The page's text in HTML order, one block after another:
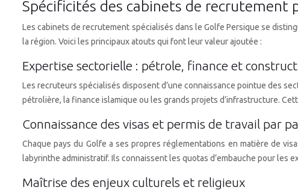
Spécificités des cabinets de recrutement
Les cabinets de recrutement spécialisés dans le Golfe Persique se
la région. Voici les principaux atouts qui font leur valeur ajoutée :
Expertise sectorielle : pétrole, finance et
Les recruteurs spécialisés disposent d’une connaissance pointue des
pétrolière, la finance islamique ou les grands projets d’infrastructure.
Connaissance des visas et permis de travail par
Chaque pays du Golfe a ses propres réglementations en matière de
labyrinthe administratif. Ils connaissent les quotas d’embauche pour les
Maîtrise des enjeux culturels et religieux